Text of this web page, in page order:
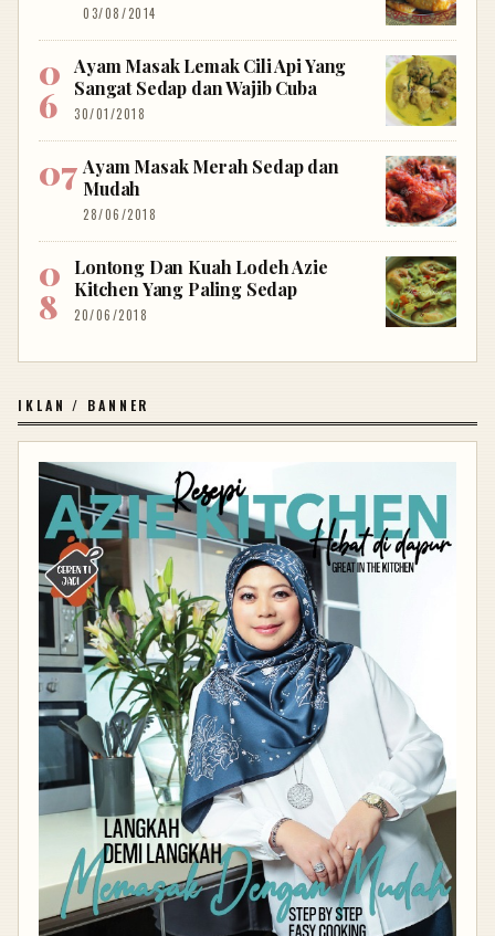
03/08/2014
Ayam Masak Lemak Cili Api Yang
Sangat Sedap dan Wajib Cuba
30/01/2018
Ayam Masak Merah Sedap dan
Mudah
28/06/2018
Lontong Dan Kuah Lodeh Azie
Kitchen Yang Paling Sedap
20/06/2018
IKLAN / BANNER